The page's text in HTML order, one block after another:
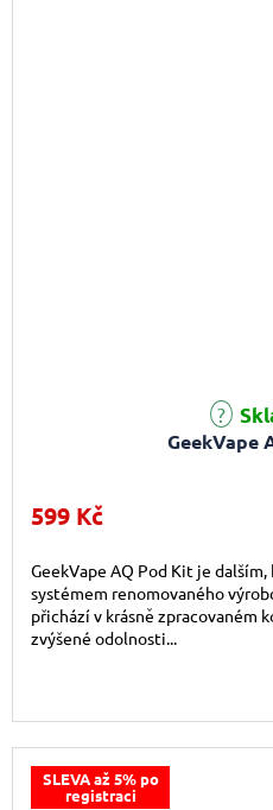
GeekVape
599 Kč
GeekVape AQ Pod Kit je
systémem renomovaného
přichází v krásně zpracovaném
zvýšené odolnosti...
SLEVA až 5% po
registraci